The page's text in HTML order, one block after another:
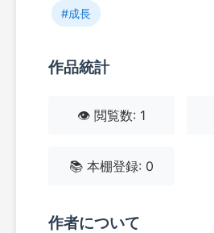
#成長
作品統計
👁️ 閲覧数: 1
📚 本棚登録: 0
作者について